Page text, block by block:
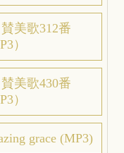
美歌312番
）
美歌430番
）
grace (MP3)